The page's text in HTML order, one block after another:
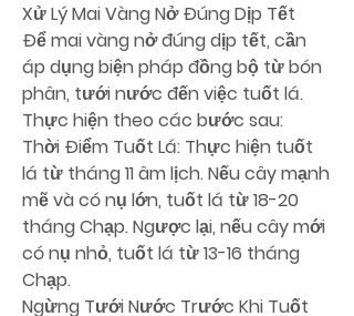
Xử Lý Mai Vàng Nở Đúng Dịp Tết
Để mai vàng nở đúng dịp tết, cần
áp dụng biện pháp đồng bộ từ bón
phân, tưới nước đến việc tuốt lá.
Thực hiện theo các bước sau:
Thời Điểm Tuốt Lá: Thực hiện tuốt
lá từ tháng 11 âm lịch. Nếu cây mạnh
mẽ và có nụ lớn, tuốt lá từ 18-20
tháng Chạp. Ngược lại, nếu cây mới
có nụ nhỏ, tuốt lá từ 13-16 tháng
Chạp.
Ngừng Tưới Nước Trước Khi Tuốt